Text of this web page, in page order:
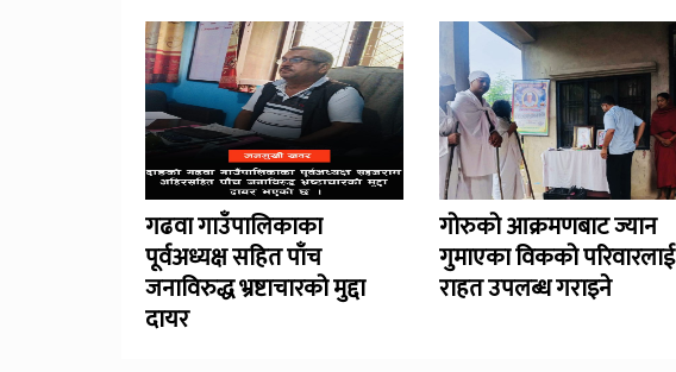
गढवा गाउँपालिकाका
पूर्वअध्यक्ष सहित पाँच
जनाविरुद्ध भ्रष्टाचारको मुद्दा
दायर
गोरुको आक्रमणबाट ज्यान
गुमाएका विकको परिवारलाई
राहत उपलब्ध गराइने